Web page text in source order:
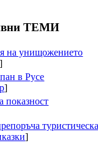
ТЕМИ
на унищожението
]
в Русе
]
показност
]